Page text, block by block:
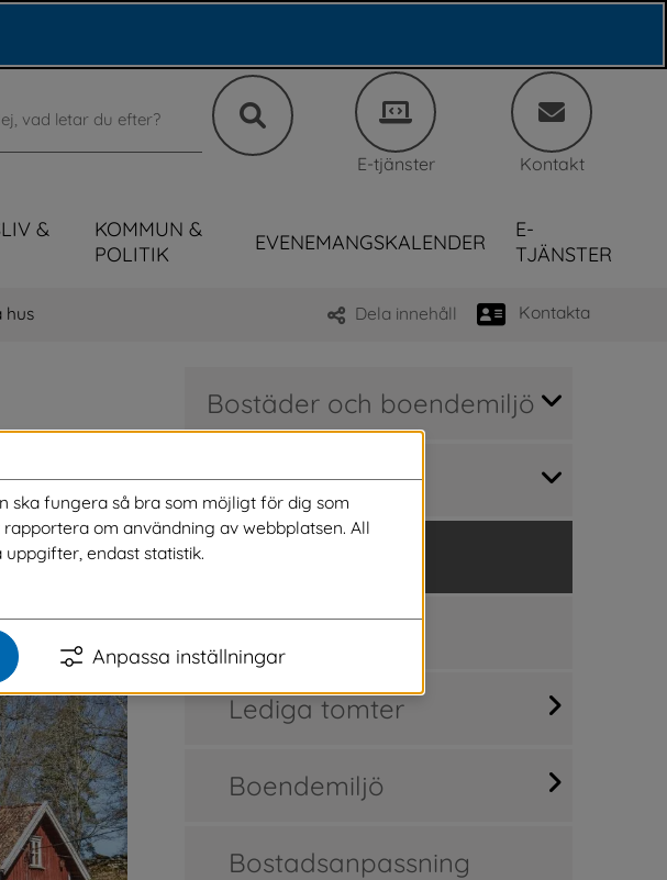
E-tjänster Kontakt
&
KOMMUN &
POLITIK
EVENEMANGSKALENDER
E-
TJÄNSTER
hus Dela innehåll Kontakta
kan det
gård eller
äger ett hus
Bostäder och boendemiljö
Hitta bostad
Lediga tomter
Boendemiljö
Bostadsanpassning
ska fungera så bra som möjligt för dig som
om användning av webbplatsen. All
endast statistik.
Anpassa inställningar